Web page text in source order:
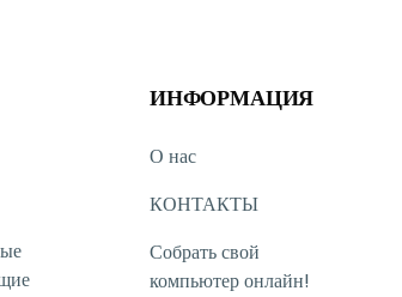
ИНФОРМАЦИЯ
О нас
КОНТАКТЫ
Собрать свой
компьютер онлайн!